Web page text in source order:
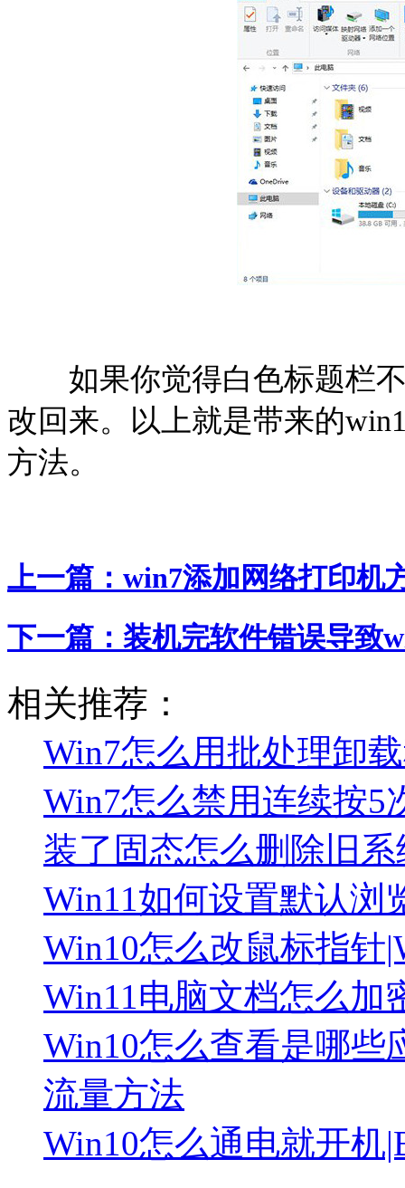
如果你觉得白色标题栏不
改回来。以上就是带来的
方法。
上一篇： win7添加网络打印机
下一篇： 装机完软件错误导致
相关推荐：
Win7怎么用批处理卸
Win7怎么禁用连续按5
装了固态怎么删除旧
Win11如何设置默认浏
Win10怎么改鼠标指针
Win11电脑文档怎么加
Win10怎么查看是哪些
流量方法
Win10怎么通电就开机